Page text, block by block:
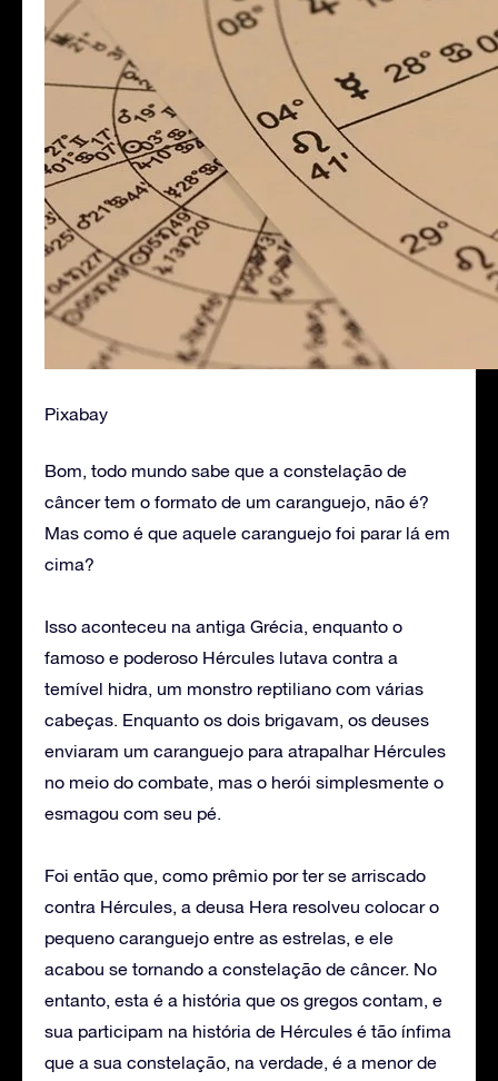
Pixabay
Bom, todo mundo sabe que a constelação de
câncer tem o formato de um caranguejo, não é?
Mas como é que aquele caranguejo foi parar lá em
cima?
Isso aconteceu na antiga Grécia, enquanto o
famoso e poderoso Hércules lutava contra a
temível hidra, um monstro reptiliano com várias
cabeças. Enquanto os dois brigavam, os deuses
enviaram um caranguejo para atrapalhar Hércules
no meio do combate, mas o herói simplesmente o
esmagou com seu pé.
Foi então que, como prêmio por ter se arriscado
contra Hércules, a deusa Hera resolveu colocar o
pequeno caranguejo entre as estrelas, e ele
acabou se tornando a constelação de câncer. No
entanto, esta é a história que os gregos contam, e
sua participam na história de Hércules é tão ínfima
que a sua constelação, na verdade, é a menor de